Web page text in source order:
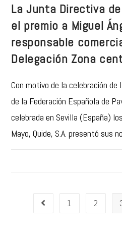
La Junta Directiva
el premio a Miguel
responsable
Delegación Zona
Con motivo de la celebración de
de la Federación Española de
celebrada en Sevilla (España)
Mayo, Quide, S.A. presentó sus
1 2